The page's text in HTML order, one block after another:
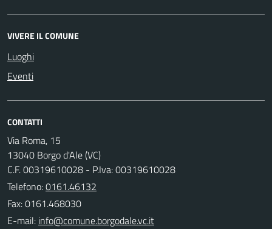
VIVERE IL COMUNE
Luoghi
Eventi
CONTATTI
Via Roma, 15
13040 Borgo d'Ale (VC)
C.F. 00319610028 - P.Iva: 00319610028
Telefono:0161.46132
Fax: 0161.468030
E-mail: